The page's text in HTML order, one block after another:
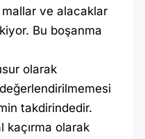
ve alacaklar
Bu boşanma
olarak
takdirindedir.
kaçırma olarak